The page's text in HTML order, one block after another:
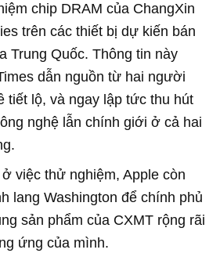
chip DRAM của ChangXin
trên các thiết bị dự kiến bán
Trung Quốc. Thông tin này
dẫn nguồn từ hai người
tiết lộ, và ngay lập tức thu hút
nghệ lẫn chính giới ở cả hai
việc thử nghiệm, Apple còn
lang Washington để chính phủ
sản phẩm của CXMT rộng rãi
ứng của mình.